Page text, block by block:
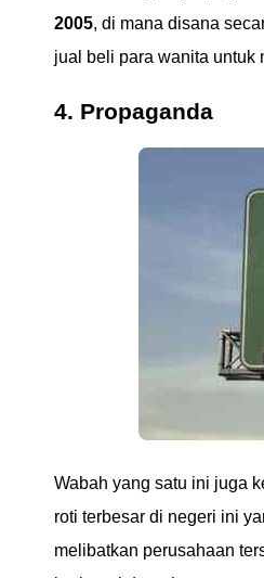
2005, di mana disana
jual beli para wanita untuk
4. Propaganda
Wabah yang satu ini juga
roti terbesar di negeri ini
melibatkan perusahaan